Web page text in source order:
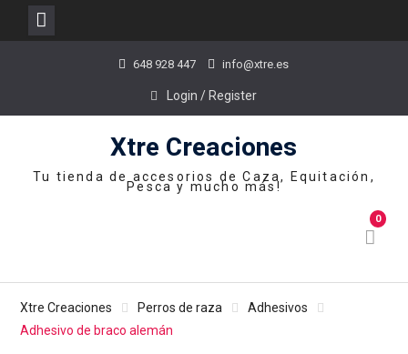
648 928 447 info@xtre.es
Login / Register
Xtre Creaciones
Tu tienda de accesorios de Caza, Equitación,
Pesca y mucho más!
0
Xtre Creaciones Perros de raza
Adhesivos
Adhesivo de braco alemán